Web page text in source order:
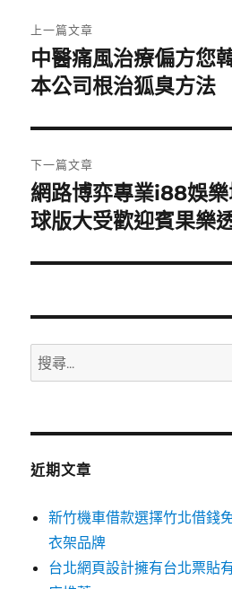
章
導
覽
上一篇文章
上
一
文
章:
中醫痛風治療偏方您
本公司根治狐臭方法
下一篇文章
下
一
文
網路博弈專業i88娛
球版大受歡迎賓果樂
搜
尋
鍵
近期文章
新竹機車借款選擇竹北借錢
衣架品牌
台北網頁設計擁有台北票貼